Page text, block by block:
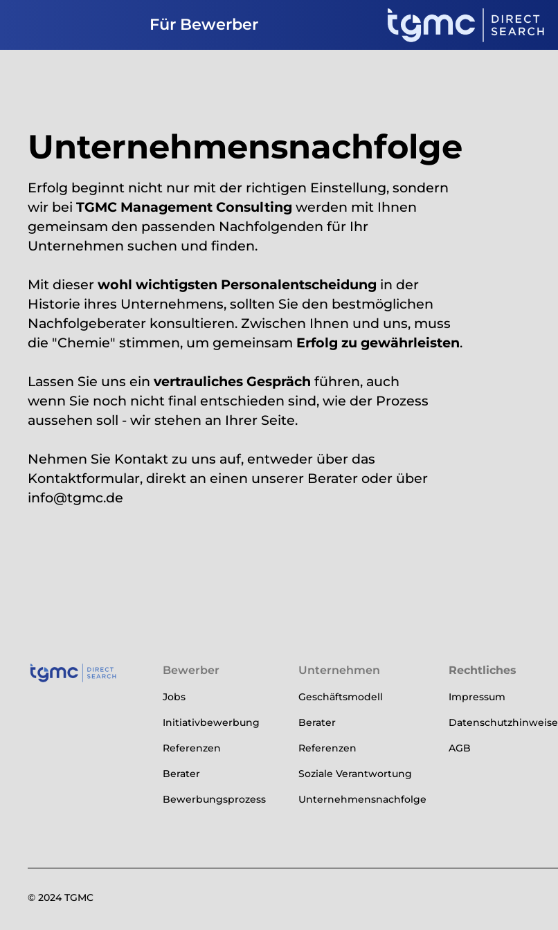
Für Bewerber
Unternehmensnachfolge
Erfolg beginnt nicht nur mit der richtigen Einstellung, sondern
wir bei TGMC Management Consulting werden mit Ihnen
gemeinsam den passenden Nachfolgenden für Ihr
Unternehmen suchen und finden.
Mit dieser wohl wichtigsten Personalentscheidung in der
Historie ihres Unternehmens, sollten Sie den bestmöglichen
Nachfolgeberater konsultieren. Zwischen Ihnen und uns, muss
die "Chemie" stimmen, um gemeinsam Erfolg zu gewährleisten.
Lassen Sie uns ein vertrauliches Gespräch führen, auch
wenn Sie noch nicht final entschieden sind, wie der Prozess
aussehen soll - wir stehen an Ihrer Seite.
Nehmen Sie Kontakt zu uns auf, entweder über das
Kontaktformular, direkt an einen unserer Berater oder über
info@tgmc.de
Bewerber
Jobs
Initiativbewerbung
Referenzen
Berater
Bewerbungsprozess
Unternehmen
Geschäftsmodell
Berater
Referenzen
Soziale Verantwortung
Unternehmensnachfolge
Rechtliches
Impressum
Datenschutzhinweise
AGB
© 2024 TGMC